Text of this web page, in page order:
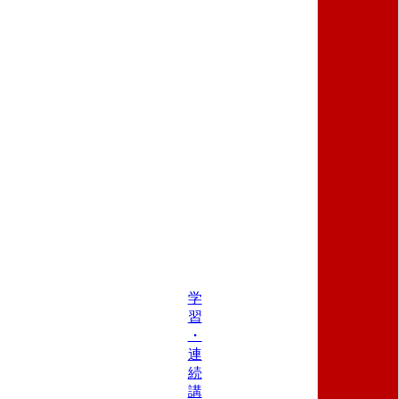
学
習
・
連
続
講